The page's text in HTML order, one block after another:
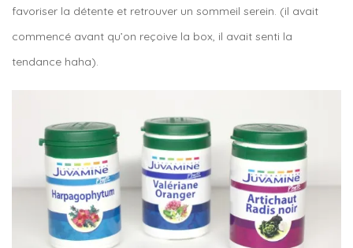
favoriser la détente et retrouver un sommeil serein. (il avait
commencé avant qu’on reçoive la box, il avait senti la
tendance haha).